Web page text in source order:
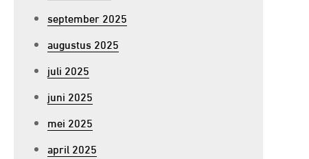
september 2025
augustus 2025
juli 2025
juni 2025
mei 2025
april 2025